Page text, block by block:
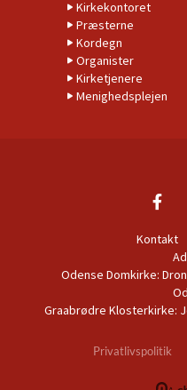
Kirkekontoret
Præsterne
Kordegn
Organister
Kirketjenere
Menighedsplejen
Kontakt
Odense Domkirke:
Graabrødre Klosterkirke:
Privatlivspolitik